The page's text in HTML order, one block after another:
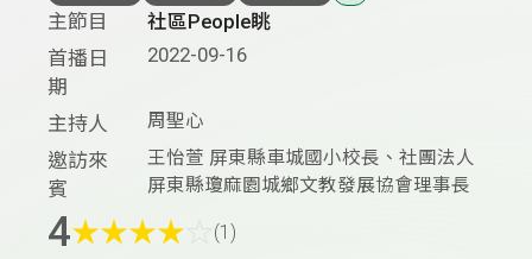
主節目
社區People眺
首播日
期
2022-09-16
主持人 周聖心
邀訪來
賓
王怡萱 屏東縣車城國小校長、社團法人
屏東縣瓊麻園城鄉文教發展協會理事長
4★★★★ (1)